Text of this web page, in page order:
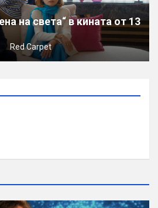
на света“ в кината от 13
Red Carpet